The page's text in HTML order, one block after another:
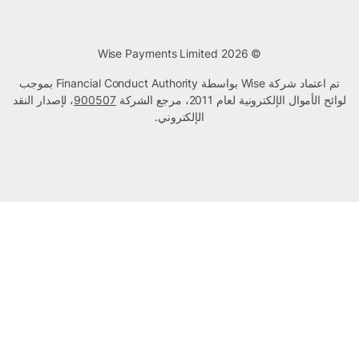
تم اعتماد شركة Wise بواسطة Financial Conduct Authority بموجب
لوائح الأموال الإلكترونية لعام 2011، مرجع الشركة
900507، لإصدار النقد
الإلكتروني.